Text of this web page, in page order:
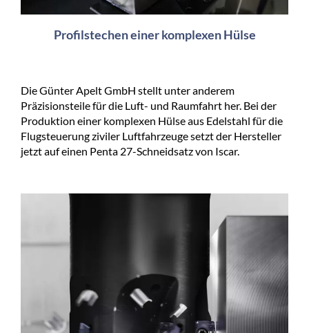
Profilstechen einer komplexen Hülse
Die Günter Apelt GmbH stellt unter anderem
Präzisionsteile für die Luft- und Raumfahrt her. Bei der
Produktion einer komplexen Hülse aus Edelstahl für die
Flugsteuerung ziviler Luftfahrzeuge setzt der Hersteller
jetzt auf einen Penta 27-Schneidsatz von Iscar.